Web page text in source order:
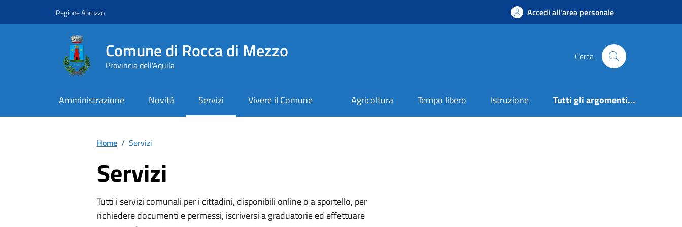
Regione Abruzzo Accedi all'area personale
Comune di Rocca di Mezzo
Provincia dell'Aquila
Cerca
Amministrazione Novità Servizi Vivere il Comune Agricoltura Tempo libero Istruzione Tutti gli argomenti...
Home / Servizi
Servizi
Tutti i servizi comunali per i cittadini, disponibili online o a sportello, per
richiedere documenti e permessi, iscriversi a graduatorie ed effettuare